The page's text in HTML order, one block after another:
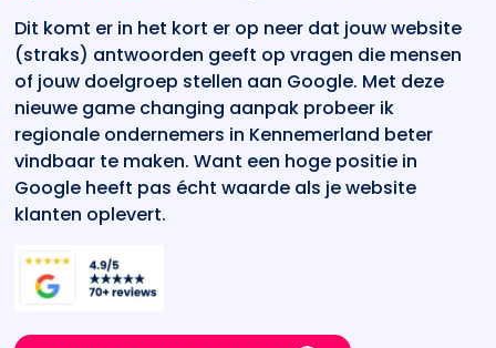
Dit komt er in het kort er op neer dat jouw website
(straks) antwoorden geeft op vragen die mensen
of jouw doelgroep stellen aan Google. Met deze
nieuwe game changing aanpak probeer ik
regionale ondernemers in Kennemerland beter
vindbaar te maken. Want een hoge positie in
Google heeft pas écht waarde als je website
klanten oplevert.